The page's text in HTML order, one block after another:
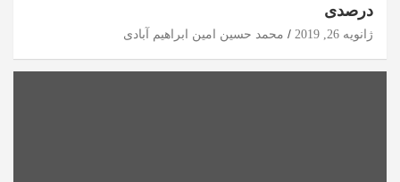
درصدی
ژانویه 26, 2019 محمد حسین امین ابراهیم آبادی